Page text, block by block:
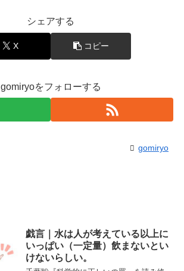
シェアする
X コピー
gomiryoをフォローする
gomiryo
戯言｜水は人が考えている以上に
いっぱい（一定量）飲まないとい
けないらしい。